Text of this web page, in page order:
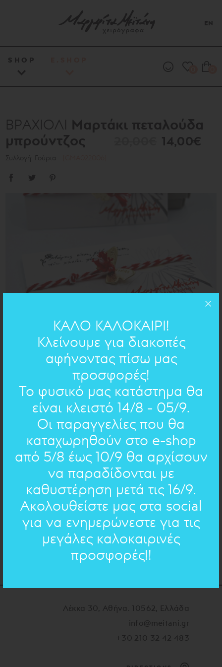
SHOP
EN
ΒΡΑΧΙΟΛΙ Μαρτάκι πεταλούδα
μπρούντζος
14,00€
Συλλογή: Γούρια
"Μάρτης είναι, χάδια κάνει, πότε κλαίει πότε γελάει"
ΔΙΑΣΤΑΣΕΙΣ: 2 cm
Ορείχαλκος
ΠΟΣΟΤΗΤΑ
ΠΡΟΣΘΗΚΗ
Λέκκα 30, Αθήνα. 10562, Ελλάδα
info@meitani.gr
+30 210 32 42 483
ΚΑΛΟ ΚΑΛΟΚΑΙΡΙ!
Κλείνουμε για διακοπές
αφήνοντας πίσω μας
προσφορές!
Το φυσικό μας κατάστημα θα
είναι κλειστό 14/8 - 05/9.
Οι παραγγελίες που θα
καταχωρηθούν στο e-shop
από 5/8 έως 10/9 θα αρχίσουν
να παραδίδονται με
καθυστέρηση μετά τις 16/9.
Ακολουθείστε μας στα social
για να ενημερώνεστε για τις
μεγάλες καλοκαιρινές
προσφορές!!